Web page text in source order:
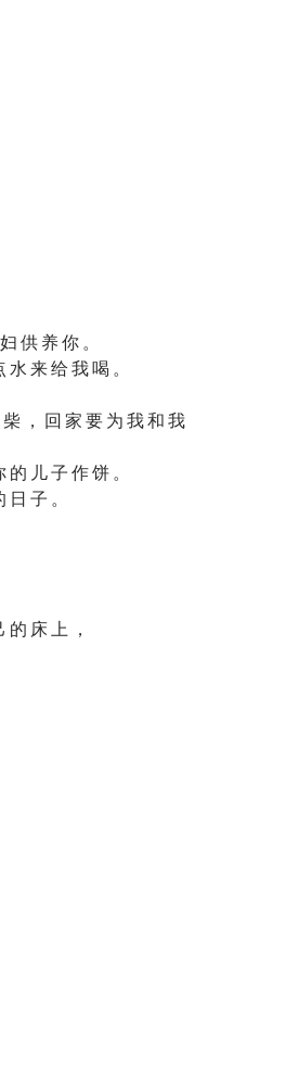
供 养 你 。
来 给 我 喝 。
， 回 家 要 为 我 和 我
儿 子 作 饼 。
子 。
床 上 ，